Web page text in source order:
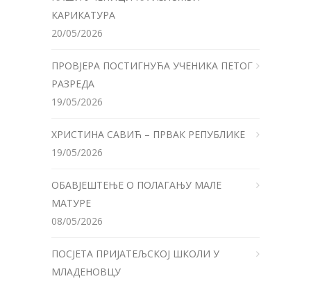
КАРИКАТУРА
20/05/2026
ПРОВЈЕРА ПОСТИГНУЋА УЧЕНИКА ПЕТОГ
РАЗРЕДА
19/05/2026
ХРИСТИНА САВИЋ – ПРВАК РЕПУБЛИКЕ
19/05/2026
ОБАВЈЕШТЕЊЕ О ПОЛАГАЊУ МАЛЕ
МАТУРЕ
08/05/2026
ПОСЈЕТА ПРИЈАТЕЉСКОЈ ШКОЛИ У
МЛАДЕНОВЦУ